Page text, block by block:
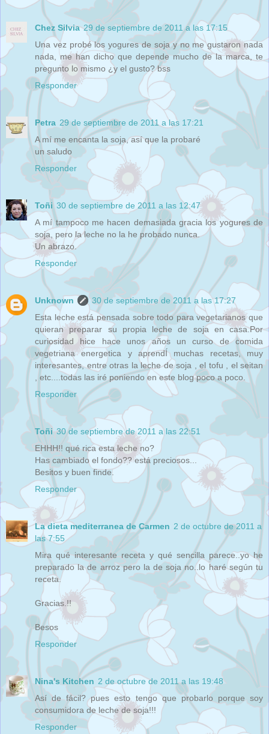
Chez Silvia 29 de septiembre de 2011 a las 17:15
Una vez probé los yogures de soja y no me gustaron nada
nada, me han dicho que depende mucho de la marca, te
pregunto lo mismo ¿y el gusto? bss
Responder
Petra 29 de septiembre de 2011 a las 17:21
A mí me encanta la soja, así que la probaré
un saludo
Responder
Toñi 30 de septiembre de 2011 a las 12:47
A mí tampoco me hacen demasiada gracia los yogures de
soja, pero la leche no la he probado nunca.
Un abrazo.
Responder
Unknown
30 de septiembre de 2011 a las 17:27
Esta leche está pensada sobre todo para vegetarianos que
quieran preparar su propia leche de soja en casa.Por
curiosidad hice hace unos años un curso de comida
vegetriana energetica y aprendÍ muchas recetas, muy
interesantes, entre otras la leche de soja , el tofu , el seitan
, etc....todas las iré poniendo en este blog poco a poco.
Responder
Toñi 30 de septiembre de 2011 a las 22:51
EHHH!! qué rica esta leche no?
Has cambiado el fondo?? está preciosos...
Besitos y buen finde.
Responder
La dieta mediterranea de Carmen 2 de octubre de 2011 a
las 7:55
Mira qué interesante receta y qué sencilla parece..yo he
preparado la de arroz pero la de soja no..lo haré según tu
receta.
Gracias.!!
Besos
Responder
Nina's Kitchen 2 de octubre de 2011 a las 19:48
Así de fácil? pues esto tengo que probarlo porque soy
consumidora de leche de soja!!!
Responder